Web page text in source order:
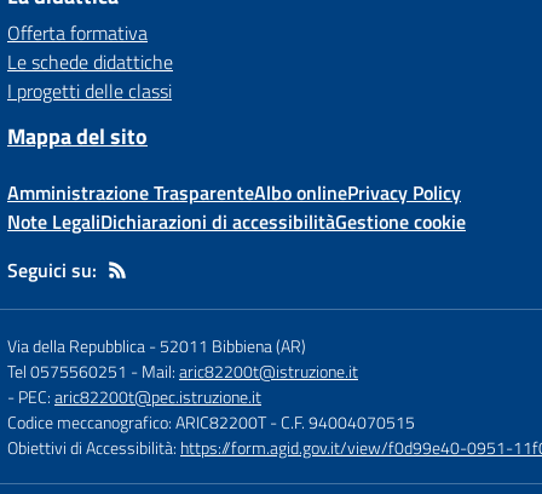
Offerta formativa
Le schede didattiche
I progetti delle classi
Mappa del sito
Amministrazione TrasparenteAlbo onlinePrivacy Policy
Note LegaliDichiarazioni di accessibilitàGestione cookie
Seguici su:
Via della Repubblica-52011 Bibbiena (AR)
Tel 0575560251 - Mail:aric82200t@istruzione.it
- PEC:aric82200t@pec.istruzione.it
Codice meccanografico: ARIC82200T- C.F. 94004070515
Obiettivi di Accessibilità: https://form.agid.gov.it/view/f0d99e40-0951-